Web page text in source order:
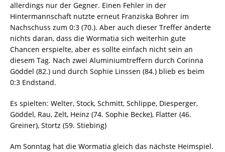
allerdings nur der Gegner. Einen Fehler in der
Hintermannschaft nutzte erneut Franziska Bohrer im
Nachschuss zum 0:3 (70.). Aber auch dieser Treffer änderte
nichts daran, dass die Wormatia sich weiterhin gute
Chancen erspielte, aber es sollte einfach nicht sein an
diesem Tag. Nach zwei Aluminiumtreffern durch Corinna
Göddel (82.) und durch Sophie Linssen (84.) blieb es beim
0:3 Endstand.
Es spielten: Welter, Stock, Schmitt, Schlippe, Diesperger,
Göddel, Rau, Zelt, Heinz (74. Sophie Becke), Flatter (46.
Greiner), Stortz (59. Stiebing)
Am Sonntag hat die Wormatia gleich das nächste Heimspiel.